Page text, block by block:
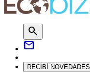
search
mail
RECIBÍ NOVEDADES